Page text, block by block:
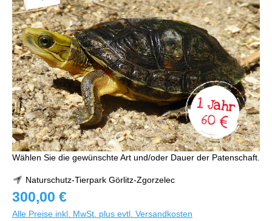
Wählen Sie die gewünschte Art und/oder Dauer der Patenschaft.
Naturschutz-Tierpark Görlitz-Zgorzelec
300,00 €
Alle Preise inkl. MwSt. plus evtl. Versandkosten